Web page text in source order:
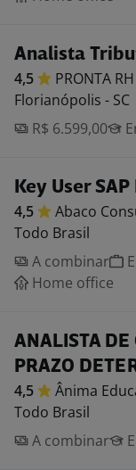
Analista
4,5 PRONTA RH
Florianópolis - SC
R$ 6.599,00
Key User
4,5 Abaco
Todo Brasil
A combinar
Home office
ANALISTA DE
PRAZO
4,5 Ânima
Todo Brasil
A combinar